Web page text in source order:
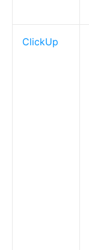
ClickUp